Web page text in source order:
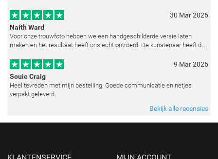
30 Mar 2026
Naith Ward
Voor onze trouwfoto hebben we een handgeschilderde versie laten
maken en het resultaat heeft ons echt ontroerd. De kunstenaar heeft de
9 Mar 2026
Souie Craig
Heel tevreden met mijn bestelling. Goede communicatie en netjes
verpakt geleverd.
Bekijk alle recensies
KLANTENSERVICE MIJN ACCOUNT